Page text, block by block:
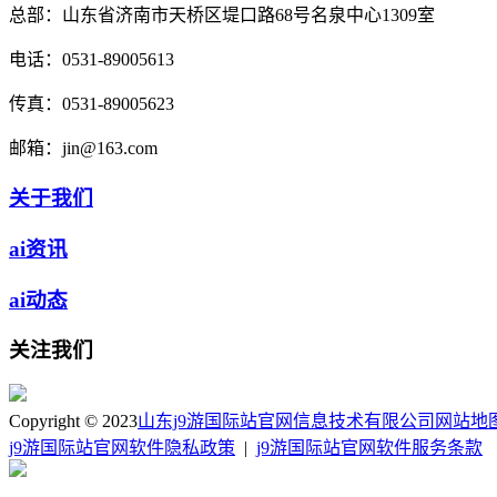
总部： 山东省济南市天桥区堤口路68号名泉中心1309室
电话： 0531-89005613
传真： 0531-89005623
邮箱： jin@163.com
关于我们
ai资讯
ai动态
关注我们
Copyright © 2023山东j9游国际站官网信息技术有限公司 网站地
j9游国际站官网软件隐私政策 | j9游国际站官网软件服务条款